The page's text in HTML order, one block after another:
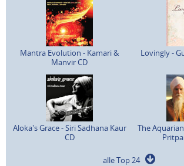
Mantra Evolution - Kamari &
Manvir CD
Lovingly -
Aloka's Grace - Siri Sadhana Kaur
CD
The
alle Top 24